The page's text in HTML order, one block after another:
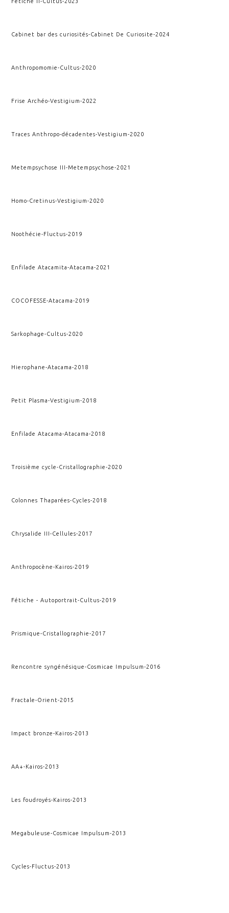
Cabinet bar des curiosités-Cabinet De Curiosite-2024
Anthropomomie-Cultus-2020
Frise Archéo-Vestigium-2022
Traces Anthropo-décadentes-Vestigium-2020
Metempsychose III-Metempsychose-2021
Homo-Cretinus-Vestigium-2020
Noothécie-Fluctus-2019
Enfilade Atacamita-Atacama-2021
COCOFESSE-Atacama-2019
Sarkophage-Cultus-2020
Hierophane-Atacama-2018
Petit Plasma-Vestigium-2018
Enfilade Atacama-Atacama-2018
Troisième cycle-Cristallographie-2020
Colonnes Thaparées-Cycles-2018
Chrysalide III-Cellules-2017
Anthropocène-Kairos-2019
Fétiche - Autoportrait-Cultus-2019
Prismique-Cristallographie-2017
Rencontre syngénésique-Cosmicae Impulsum-2016
Fractale-Orient-2015
Impact bronze-Kairos-2013
AA+-Kairos-2013
Les foudroyés-Kairos-2013
Megabuleuse-Cosmicae Impulsum-2013
Cycles-Fluctus-2013